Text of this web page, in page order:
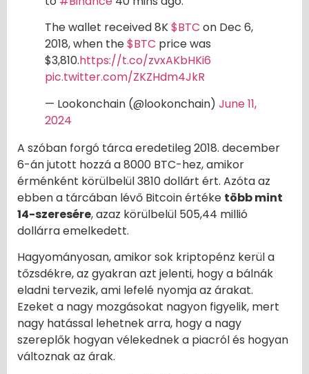
The wallet received 8K$BTC on Dec 6,
2018, when the$BTC price was
$3,810.https://t.co/zvxAKbHKi6
pic.twitter.com/ZKZHdm4JkR
— Lookonchain (@lookonchain) June 11,
2024
A szóban forgó tárca eredetileg 2018. december
6-án jutott hozzá a 8000 BTC-hez, amikor
érménként körülbelül 3810 dollárt ért. Azóta az
ebben a tárcában lévő Bitcoin értéke több mint
14-szeresére, azaz körülbelül 505,44 millió
dollárra emelkedett.
Hagyományosan, amikor sok kriptopénz kerül a
tőzsdékre, az gyakran azt jelenti, hogy a bálnák
eladni tervezik, ami lefelé nyomja az árakat.
Ezeket a nagy mozgásokat nagyon figyelik, mert
nagy hatással lehetnek arra, hogy a nagy
szereplők hogyan vélekednek a piacról és hogyan
változnak az árak.